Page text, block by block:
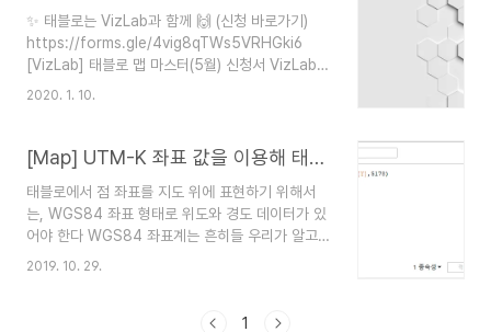
위한 입문 과정으로, 태블로의 기본적인 내용을 익
히는 스터디입니다. studypie.co
✨ 태블로는 VizLab과 함께 🙌 (신청 바로가기)
https://forms.gle/4vig8qTWs5VRHGki6
[VizLab] 태블로 맵 마스터(5월) 신청서 VizLab
Signature Class - 태블로 맵 마스터는 태블로에
작하여 매주 화요일 총 8회에 걸쳐 진행될 예정입니
다 docs.google.com 드디어 오픈! VizLab이 심
혈을 기울여 고민과 수정을 거듭하며 완성한,
VizLab의 다양한 경험과 노하우가 듬뿍 담긴,
VizLab의 실전적이며 창의적인 아이디어가 모두
녹아있는, VizLab Signature Class - 태블로 맵
2020. 1. 10.
[Map] UTM-K 좌표 값을 이용해 태블로 지도로 표현하기
태블로에서 점 좌표를 지도 위에 표현하기 위해서
는, WGS84 좌표 형태로 위도와 경도 데이터가 있
어야 한다 WGS84 좌표계는 흔히들 우리가 알고
동경 몇 도, 북위 몇 도, 이렇게 표시되는 좌표계인
로 그것이다 네이버지도에서 사용 중인 UTM-K
2019. 10. 29.
1